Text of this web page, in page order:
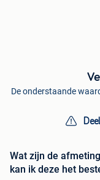
De onderstaande
Wat zijn de
kan ik deze het